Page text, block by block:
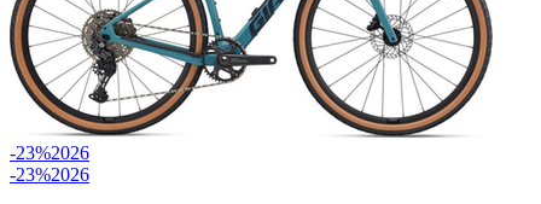
-23%2026
-23%2026